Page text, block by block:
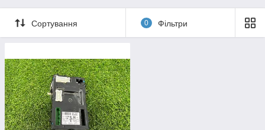
Сортування 0 Фільтри